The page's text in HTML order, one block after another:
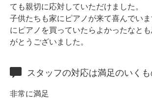
調律
タッチ・音色の調整
ピアノクリーニングと引越し
ても親切に応対していただけました。
子供たちも家にピアノが来て喜んでいま
にピアノを買っていたらよかったなと
がとうございました。
スタッフの対応は満足のいく
非常に満足